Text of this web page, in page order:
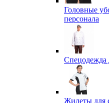
Головные
персонала
Спецодежда
Жилеты для